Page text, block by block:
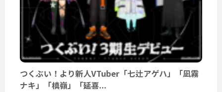
つくぶい！より新人VTuber「七辻アゲハ」「凪霧
ナキ」「槙嶺」「延喜...